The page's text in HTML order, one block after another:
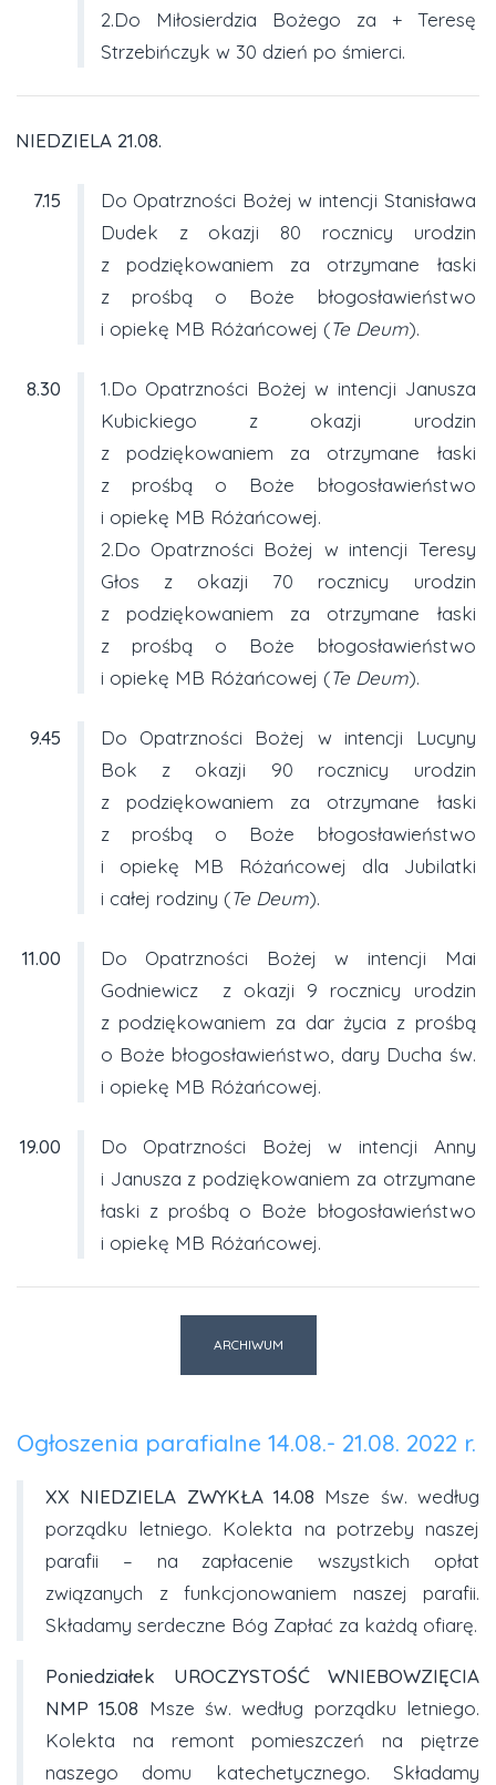
2.Do Miłosierdzia Bożego za + Teresę
Strzebińczyk w 30 dzień po śmierci.
NIEDZIELA 21.08.
7.15
Do Opatrzności Bożej w intencji Stanisława
Dudek z okazji 80 rocznicy urodzin
z podziękowaniem za otrzymane łaski
z prośbą o Boże błogosławieństwo
i opiekę MB Różańcowej (Te Deum).
8.30
1.Do Opatrzności Bożej w intencji Janusza
Kubickiego z okazji urodzin
z podziękowaniem za otrzymane łaski
z prośbą o Boże błogosławieństwo
i opiekę MB Różańcowej.
2.Do Opatrzności Bożej w intencji Teresy
Głos z okazji 70 rocznicy urodzin
z podziękowaniem za otrzymane łaski
z prośbą o Boże błogosławieństwo
i opiekę MB Różańcowej (Te Deum).
9.45
Do Opatrzności Bożej w intencji Lucyny
Bok z okazji 90 rocznicy urodzin
z podziękowaniem za otrzymane łaski
z prośbą o Boże błogosławieństwo
i opiekę MB Różańcowej dla Jubilatki
i całej rodziny (Te Deum).
11.00
Do Opatrzności Bożej w intencji Mai
Godniewicz z okazji 9 rocznicy urodzin
z podziękowaniem za dar życia z prośbą
o Boże błogosławieństwo, dary Ducha św.
i opiekę MB Różańcowej.
19.00
Do Opatrzności Bożej w intencji Anny
i Janusza z podziękowaniem za otrzymane
łaski z prośbą o Boże błogosławieństwo
i opiekę MB Różańcowej.
ARCHIWUM
Ogłoszenia parafialne 14.08.- 21.08. 2022 r.
XX NIEDZIELA ZWYKŁA 14.08 Msze św. według
porządku letniego. Kolekta na potrzeby naszej
parafii – na zapłacenie wszystkich opłat
związanych z funkcjonowaniem naszej parafii.
Składamy serdeczne Bóg Zapłać za każdą ofiarę.
Poniedziałek UROCZYSTOŚĆ WNIEBOWZIĘCIA
NMP 15.08 Msze św. według porządku letniego.
Kolekta na remont pomieszczeń na piętrze
naszego domu katechetycznego. Składamy